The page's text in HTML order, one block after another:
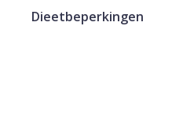
Dieetbeperkingen